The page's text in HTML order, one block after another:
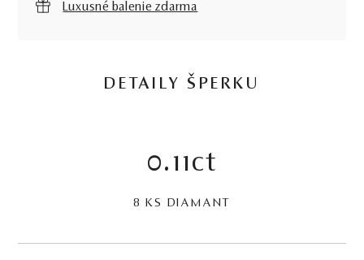
Luxusné balenie zdarma
DETAILY ŠPERKU
0.11ct
8 KS DIAMANT